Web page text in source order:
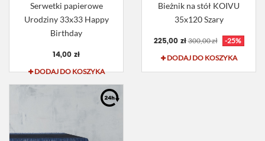
Serwetki papierowe
Urodziny 33x33 Happy
Birthday
14,00 zł
DODAJ DO KOSZYKA
Bieżnik na stół KOIVU
35x120 Szary
225,00 zł 300,00 zł
-25%
DODAJ DO KOSZYKA